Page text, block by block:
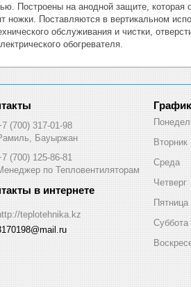
Построены на анодной защите,
ножки. Поставляются в вертикальном
обслуживания и чистки,
обогревателя.
(700) 317-01-98
Бауыржан
(700) 125-86-81
по Тепловентиляторам
teplotehnika.kz
Вторник
Среда
Четверг
Пятница
Суббота